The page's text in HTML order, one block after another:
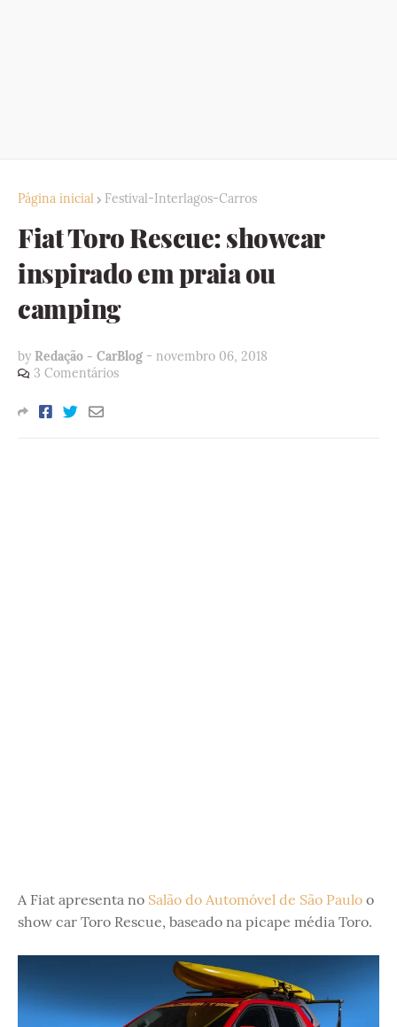
Página inicial Festival-Interlagos-Carros
Fiat Toro Rescue: showcar
inspirado em praia ou
camping
by Redação - CarBlog - novembro 06, 2018
3 Comentários
A Fiat apresenta no Salão do Automóvel de São Paulo o
show car Toro Rescue, baseado na picape média Toro.